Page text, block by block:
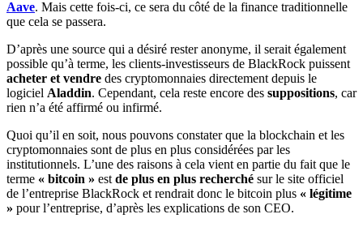
Aave. Mais cette fois-ci, ce sera du côté de la finance traditionnelle
que cela se passera.
D’après une source qui a désiré rester anonyme, il serait également
possible qu’à terme, les clients-investisseurs de BlackRock puissent
acheter et vendre des cryptomonnaies directement depuis le
logiciel Aladdin. Cependant, cela reste encore des suppositions, car
rien n’a été affirmé ou infirmé.
Quoi qu’il en soit, nous pouvons constater que la blockchain et les
cryptomonnaies sont de plus en plus considérées par les
institutionnels. L’une des raisons à cela vient en partie du fait que le
terme « bitcoin » est de plus en plus recherché sur le site officiel
de l’entreprise BlackRock et rendrait donc le bitcoin plus « légitime
» pour l’entreprise, d’après les explications de son CEO.